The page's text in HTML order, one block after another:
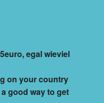
egal wieviel
on your country
good way to get